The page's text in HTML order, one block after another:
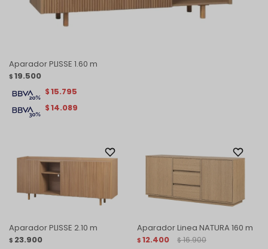
Aparador PLISSE 1.60 m
$ 19.500
$14.089
$15.795
Aparador PLISSE 2.10 m
$ 23.900
Aparador Linea NATURA 160 m
$ 12.400 $ 16.900